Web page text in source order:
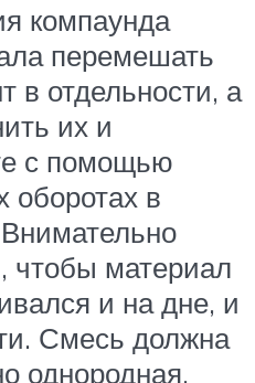
компаунда
перемешать
в отдельности, а
их и
с помощью
оборотах в
чтобы материал
и на дне, и
Смесь должна
однородная.